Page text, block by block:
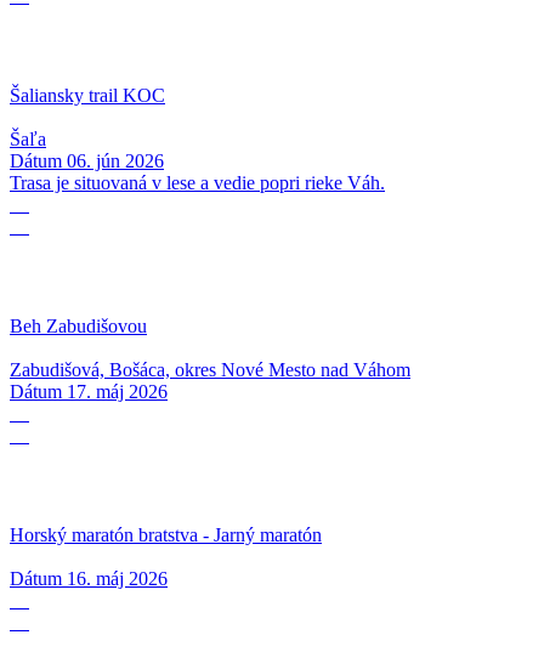
Šaliansky trail KOC
Šaľa
Dátum 06. jún 2026
Trasa je situovaná v lese a vedie popri rieke Váh.
Beh Zabudišovou
Zabudišová, Bošáca, okres Nové Mesto nad Váhom
Dátum 17. máj 2026
Horský maratón bratstva - Jarný maratón
Dátum 16. máj 2026